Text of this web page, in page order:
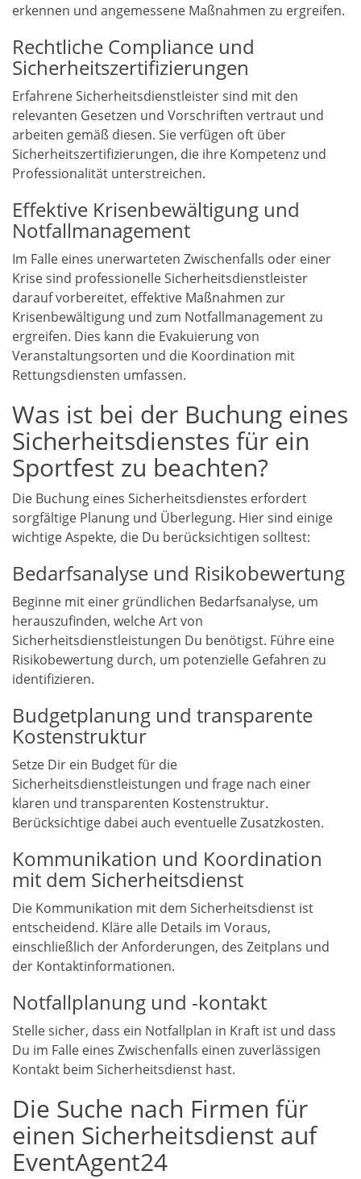
erkennen und angemessene Maßnahmen zu ergreifen.
Rechtliche Compliance und
Sicherheitszertifizierungen
Erfahrene Sicherheitsdienstleister sind mit den
relevanten Gesetzen und Vorschriften vertraut und
arbeiten gemäß diesen. Sie verfügen oft über
Sicherheitszertifizierungen, die ihre Kompetenz und
Professionalität unterstreichen.
Effektive Krisenbewältigung und
Notfallmanagement
Im Falle eines unerwarteten Zwischenfalls oder einer
Krise sind professionelle Sicherheitsdienstleister
darauf vorbereitet, effektive Maßnahmen zur
Krisenbewältigung und zum Notfallmanagement zu
ergreifen. Dies kann die Evakuierung von
Veranstaltungsorten und die Koordination mit
Rettungsdiensten umfassen.
Was ist bei der Buchung eines
Sicherheitsdienstes für ein
Sportfest zu beachten?
Die Buchung eines Sicherheitsdienstes erfordert
sorgfältige Planung und Überlegung. Hier sind einige
wichtige Aspekte, die Du berücksichtigen solltest:
Bedarfsanalyse und Risikobewertung
Beginne mit einer gründlichen Bedarfsanalyse, um
herauszufinden, welche Art von
Sicherheitsdienstleistungen Du benötigst. Führe eine
Risikobewertung durch, um potenzielle Gefahren zu
identifizieren.
Budgetplanung und transparente
Kostenstruktur
Setze Dir ein Budget für die
Sicherheitsdienstleistungen und frage nach einer
klaren und transparenten Kostenstruktur.
Berücksichtige dabei auch eventuelle Zusatzkosten.
Kommunikation und Koordination
mit dem Sicherheitsdienst
Die Kommunikation mit dem Sicherheitsdienst ist
entscheidend. Kläre alle Details im Voraus,
einschließlich der Anforderungen, des Zeitplans und
der Kontaktinformationen.
Notfallplanung und -kontakt
Stelle sicher, dass ein Notfallplan in Kraft ist und dass
Du im Falle eines Zwischenfalls einen zuverlässigen
Kontakt beim Sicherheitsdienst hast.
Die Suche nach Firmen für
einen Sicherheitsdienst auf
EventAgent24